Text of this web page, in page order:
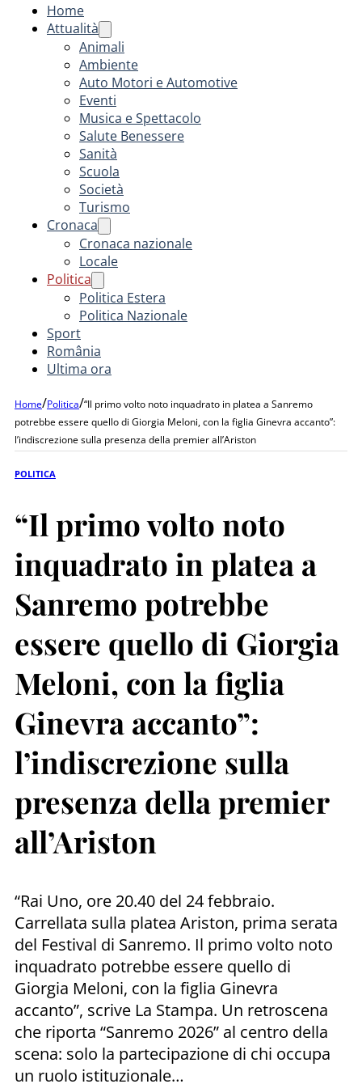
Home
Attualità
Animali
Ambiente
Auto Motori e Automotive
Eventi
Musica e Spettacolo
Salute Benessere
Sanità
Scuola
Società
Turismo
Cronaca
Cronaca nazionale
Locale
Politica
Politica Estera
Politica Nazionale
Sport
România
Ultima ora
Home/Politica/“Il primo volto noto inquadrato in platea a Sanremo
potrebbe essere quello di Giorgia Meloni, con la figlia Ginevra accanto”:
l’indiscrezione sulla presenza della premier all’Ariston
POLITICA
“Il primo volto noto
inquadrato in platea a
Sanremo potrebbe
essere quello di Giorgia
Meloni, con la figlia
Ginevra accanto”:
l’indiscrezione sulla
presenza della premier
all’Ariston
“Rai Uno, ore 20.40 del 24 febbraio.
Carrellata sulla platea Ariston, prima serata
del Festival di Sanremo. Il primo volto noto
inquadrato potrebbe essere quello di
Giorgia Meloni, con la figlia Ginevra
accanto”, scrive La Stampa. Un retroscena
che riporta “Sanremo 2026” al centro della
scena: solo la partecipazione di chi occupa
un ruolo istituzionale…